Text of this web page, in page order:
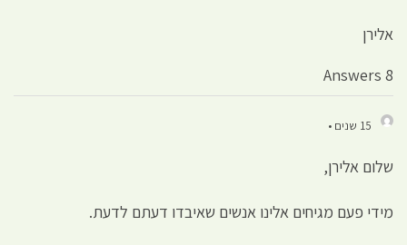
אלירן
8 Answers
15 שנים •
שלום אלירן,
מידי פעם מגיחים אלינו אנשים שאיבדו דעתם לדעת.